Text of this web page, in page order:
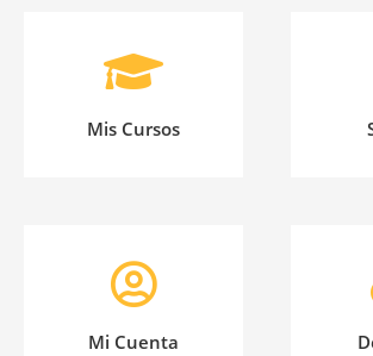
Mis Cursos
Mi Cuenta